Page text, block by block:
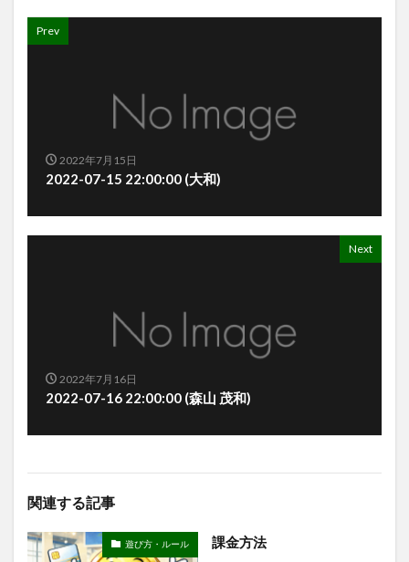
Prev
2022年7月15日
2022-07-15 22:00:00 (大和)
Next
2022年7月16日
2022-07-16 22:00:00 (森山 茂和)
関連する記事
遊び方・ルール 課金方法